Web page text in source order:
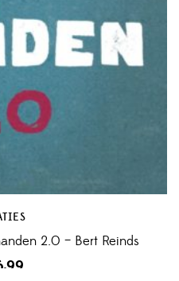
2.0 – Bert Reinds